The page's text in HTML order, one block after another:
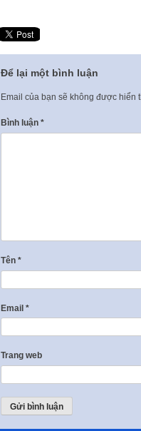
Để lại một bình luận
Email của bạn sẽ không được hiển
Bình luận *
Tên *
Email *
Trang web